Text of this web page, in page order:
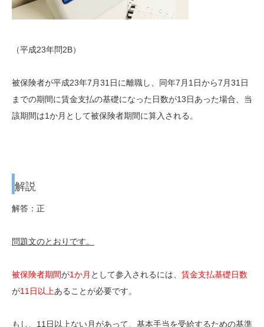
（平成23年問2B）
被保険者が平成23年7月31日に離職し、同年7月1日から7月31日
までの期間に賃金支払の基礎になった日数が13日あった場合、当
該期間は1か月として被保険者期間に算入される。
解説
解答：正
問題文のとおりです。
被保険者期間が1か月 として参入されるには、 賃金支払基礎日数
が11日以上あることが必要です。
もし、11日以上ない月があって、基本手当を受給するための基準